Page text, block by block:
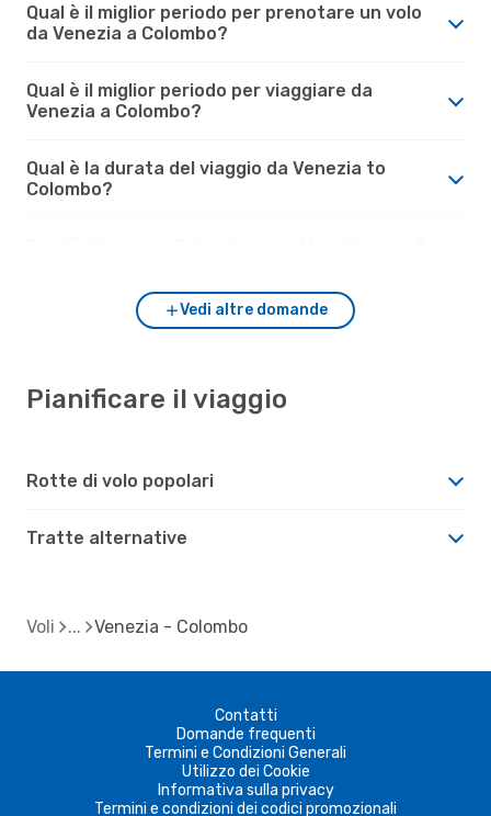
Qual è il miglior periodo per prenotare un volo
da Venezia a Colombo?
Qual è il miglior periodo per viaggiare da
Venezia a Colombo?
Qual è la durata del viaggio da Venezia to
Colombo?
Vedi altre domande
Pianificare il viaggio
Rotte di volo popolari
Tratte alternative
Voli Venezia - Colombo
Contatti
Domande frequenti
Termini e Condizioni Generali
Utilizzo dei Cookie
Informativa sulla privacy
Termini e condizioni dei codici promozionali